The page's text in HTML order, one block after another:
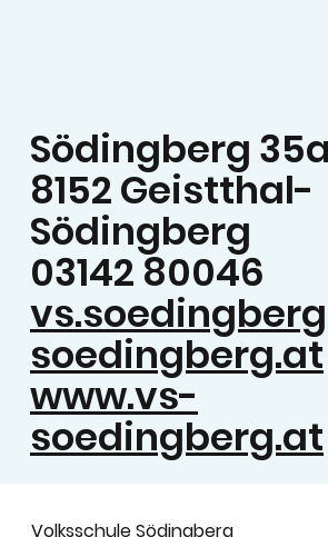
Volksschule Södingberg
Södingberg 35a
8152 Geistthal-
Södingberg
03142 80046
soedingberg.at
www.vs-
soedingberg.at